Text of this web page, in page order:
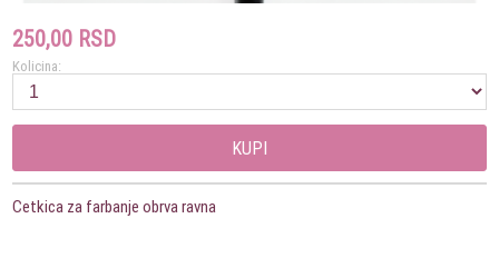
250,00 RSD
Kolicina:
KUPI
Cetkica za farbanje obrva ravna